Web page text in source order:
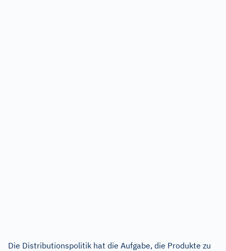
Die Distributionspolitik hat die Aufgabe, die Produkte zu